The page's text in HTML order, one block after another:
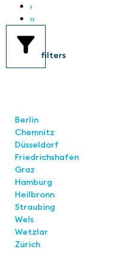
›
››
filters
Berlin
Chemnitz
Düsseldorf
Friedrichshafen
Graz
Hamburg
Heilbronn
Straubing
Wels
Wetzlar
Zürich